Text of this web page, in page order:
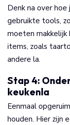
Denk na over
gebruikte tools,
moeten makkelijk
items, zoals
andere la.
Stap 4:
keukenla
Eenmaal
houden. Hier zijn